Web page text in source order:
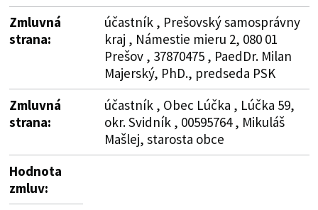
Zmluvná
strana:
účastník , Prešovský samosprávny
kraj , Námestie mieru 2, 080 01
Prešov , 37870475 , PaedDr. Milan
Majerský, PhD., predseda PSK
Zmluvná
strana:
účastník , Obec Lúčka , Lúčka 59,
okr. Svidník , 00595764 , Mikuláš
Mašlej, starosta obce
Hodnota
zmluv: